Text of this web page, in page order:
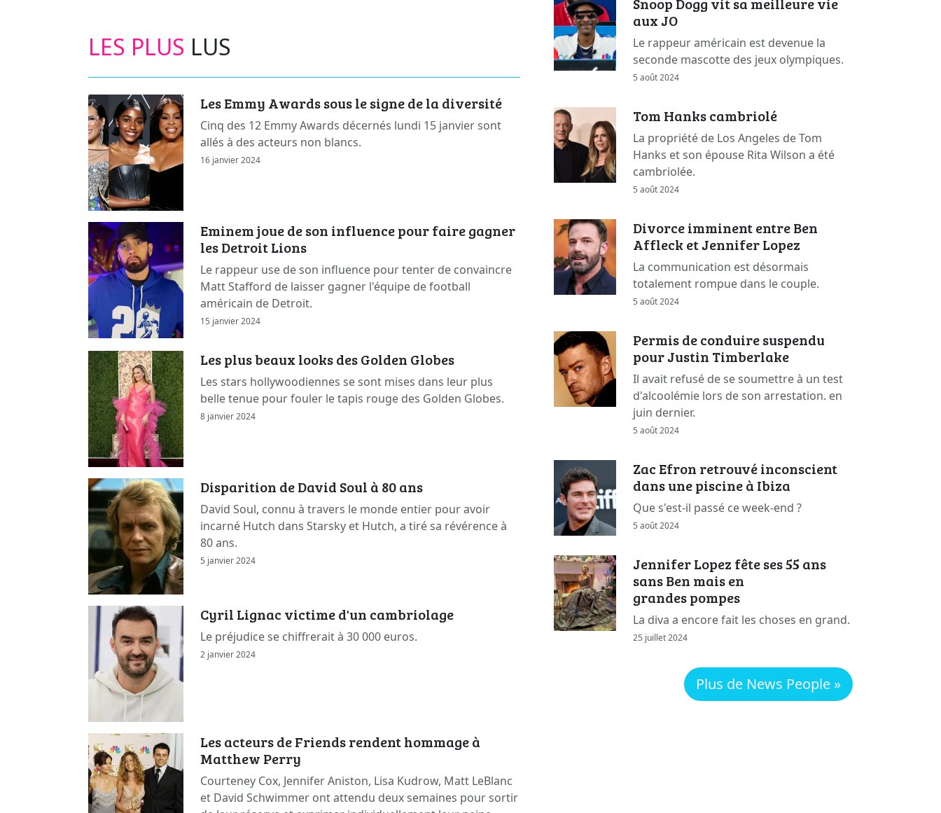
LES PLUS LUS
Les Emmy Awards sous le signe de la diversité
Cinq des 12 Emmy Awards décernés lundi 15 janvier sont
allés à des acteurs non blancs.
16 janvier 2024
Eminem joue de son influence pour faire gagner
les Detroit Lions
Le rappeur use de son influence pour tenter de convaincre
Matt Stafford de laisser gagner l'équipe de football
américain de Detroit.
15 janvier 2024
Les plus beaux looks des Golden Globes
Les stars hollywoodiennes se sont mises dans leur plus
belle tenue pour fouler le tapis rouge des Golden Globes.
8 janvier 2024
Disparition de David Soul à 80 ans
David Soul, connu à travers le monde entier pour avoir
incarné Hutch dans Starsky et Hutch, a tiré sa révérence à
80 ans.
5 janvier 2024
Cyril Lignac victime d'un cambriolage
Le préjudice se chiffrerait à 30 000 euros.
2 janvier 2024
Les acteurs de Friends rendent hommage à
Matthew Perry
Courteney Cox, Jennifer Aniston, Lisa Kudrow, Matt LeBlanc
et David Schwimmer ont attendu deux semaines pour sortir
aux JO
Le rappeur américain est devenue la
seconde mascotte des jeux olympiques.
5 août 2024
Tom Hanks cambriolé
La propriété de Los Angeles de Tom
Hanks et son épouse Rita Wilson a été
cambriolée.
5 août 2024
Divorce imminent entre Ben
Affleck et Jennifer Lopez
La communication est désormais
totalement rompue dans le couple.
5 août 2024
Permis de conduire suspendu
pour Justin Timberlake
Il avait refusé de se soumettre à un test
d'alcoolémie lors de son arrestation. en
juin dernier.
5 août 2024
Zac Efron retrouvé inconscient
dans une piscine à Ibiza
Que s'est-il passé ce week-end ?
5 août 2024
Jennifer Lopez fête ses 55 ans
sans Ben mais en
grandes pompes
La diva a encore fait les choses en grand.
25 juillet 2024
Plus de News People »